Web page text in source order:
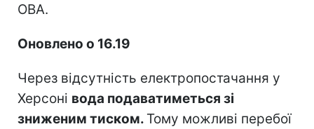
ОВА.
Оновлено о 16.19
Через відсутність електропостачання у
Херсоні вода подаватиметься зі
зниженим тиском. Тому можливі перебої